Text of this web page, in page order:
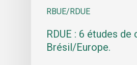
RBUE/RDUE
RDUE : 6 études de
Brésil/Europe.